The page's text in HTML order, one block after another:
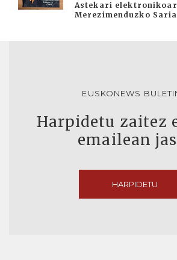
Astekari
Merezimenduzko Saria
EUSKONEWS
Harpidetu zaitez
emailean
HARPIDETU